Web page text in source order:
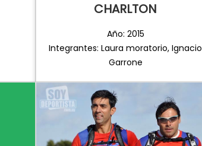
CHARLTON
Año: 2015
Integrantes: Laura moratorio, Ignacio
Garrone